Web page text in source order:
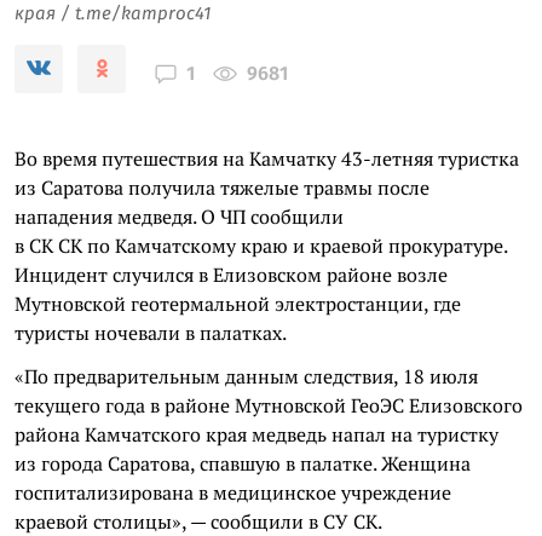
края / t.me/kamproc41
1 9681
Во время путешествия на Камчатку 43-летняя туристка
из Саратова получила тяжелые травмы после
нападения медведя. О ЧП сообщили
в СК СК по Камчатскому краю и краевой прокуратуре.
Инцидент случился в Елизовском районе возле
Мутновской геотермальной электростанции, где
туристы ночевали в палатках.
«По предварительным данным следствия, 18 июля
текущего года в районе Мутновской ГеоЭС Елизовского
района Камчатского края медведь напал на туристку
из города Саратова, спавшую в палатке. Женщина
госпитализирована в медицинское учреждение
краевой столицы», — сообщили в СУ СК.